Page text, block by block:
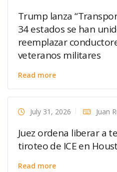
Trump lanza
34 estados se han
reemplazar
veteranos militares
Read more
July 31, 2026 Juan
Juez ordena liberar a
tiroteo de ICE en
Read more